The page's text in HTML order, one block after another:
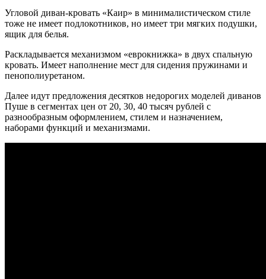
Угловой диван-кровать «Каир» в минималистическом стиле
тоже не имеет подлокотников, но имеет три мягких подушки,
ящик для белья.
Раскладывается механизмом «еврокнижка» в двух спальную
кровать. Имеет наполнение мест для сидения пружинами и
пенополиуретаном.
Далее идут предложения десятков недорогих моделей диванов
Пуше в сегментах цен от 20, 30, 40 тысяч рублей с
разнообразным оформлением, стилем и назначением,
наборами функций и механизмами.